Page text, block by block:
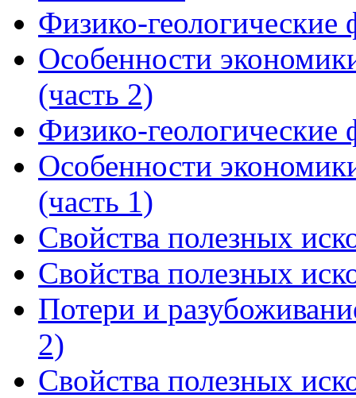
Физико-
Особенности
(часть 2)
Физико-
Особенности
(часть 1)
Свойства полезных
Свойства полезных
Потери и
2)
Свойства полезных